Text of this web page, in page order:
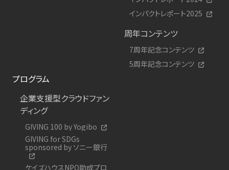
インパクトレポート2025
周年コンテンツ
7周年記念コンテンツ
5周年記念コンテンツ
プログラム
企業支援型クラウドファン
ディング
GIVING 100 by Yogibo
GIVING for SDGs
sponsored by ソニー銀行
ケイズハウスNPO助成プロ